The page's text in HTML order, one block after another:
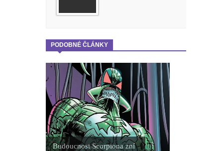
PODOBNÉ ČLÁNKY
Budoucnost Scorpiona zní